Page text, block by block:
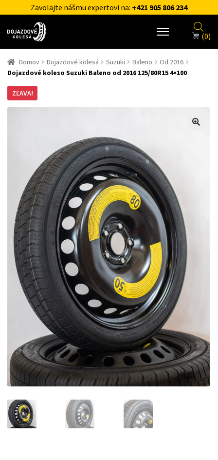
Zavolajte nášmu expertovi na: +421 905 806 234
(0)
Domov Dojazdové kolesá Suzuki Baleno
Od 2016
Dojazdové koleso Suzuki Baleno od 2016 125/80R15 4×100
ZĽAVA!